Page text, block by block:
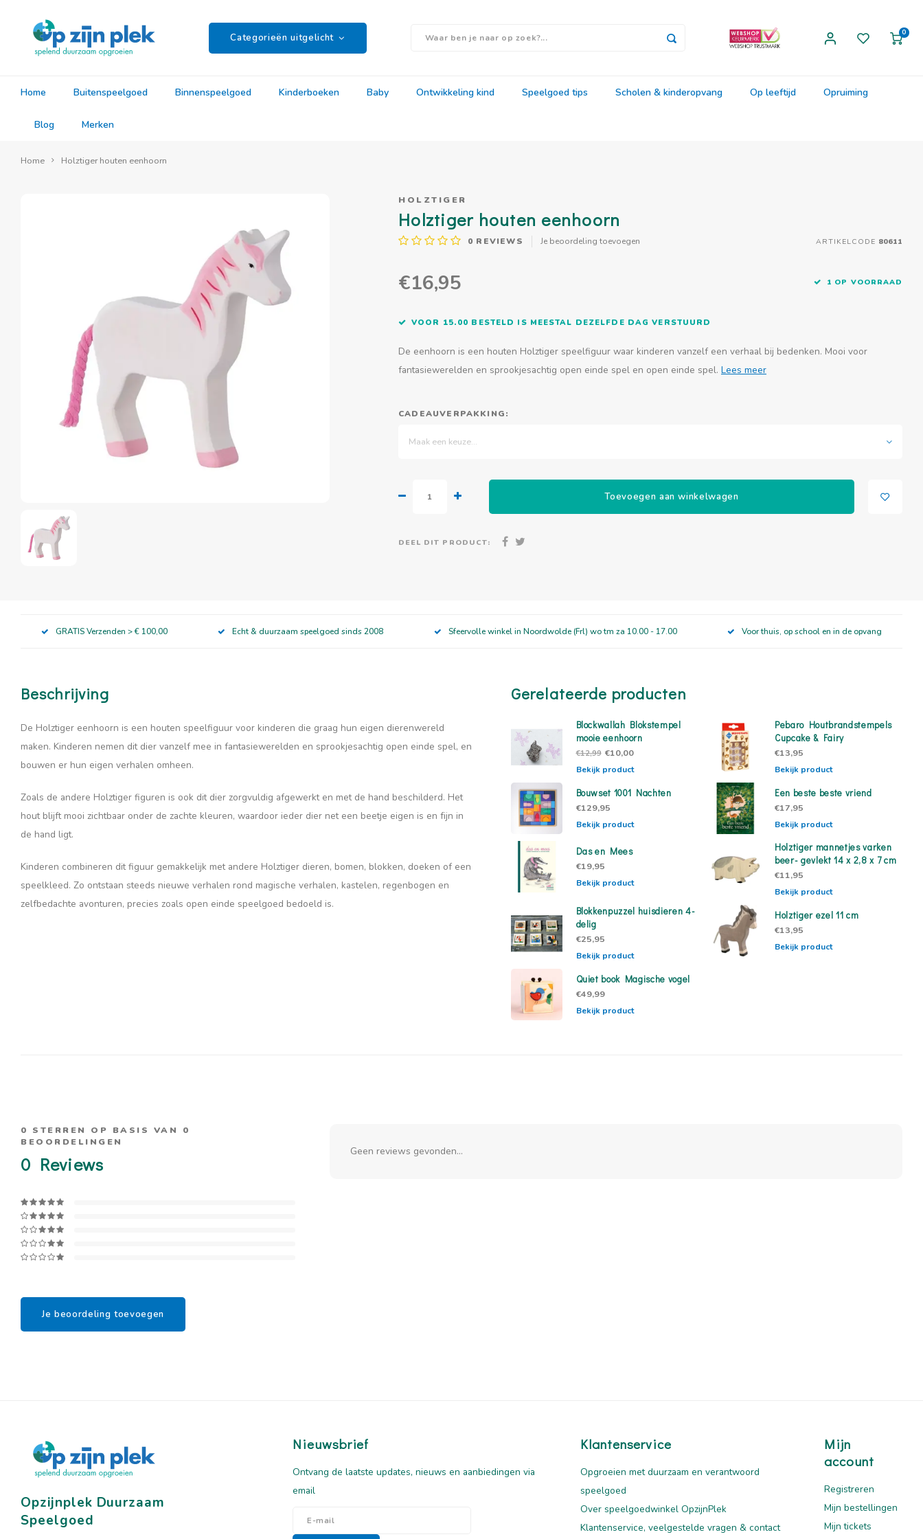
Categorieën uitgelicht 0
Home Buitenspeelgoed Binnenspeelgoed Kinderboeken Baby Ontwikkeling kind Speelgoed tips Scholen & kinderopvang Op leeftijd Opruiming
Blog Merken
Home Holztiger houten eenhoorn
HOLZTIGER
Holztiger houten eenhoorn
0 REVIEWS Je beoordeling toevoegen ARTIKELCODE 80611
€16,95 1 OP VOORRAAD
VOOR 15.00 BESTELD IS MEESTAL DEZELFDE DAG VERSTUURD
De eenhoorn is een houten Holztiger speelfiguur waar kinderen vanzelf een verhaal bij bedenken. Mooi voor
fantasiewerelden en sprookjesachtig open einde spel en open einde spel. Lees meer
CADEAUVERPAKKING:
Maak een keuze...
Toevoegen aan winkelwagen
DEEL DIT PRODUCT:
GRATIS Verzenden > € 100,00 Echt & duurzaam speelgoed sinds 2008 Sfeervolle winkel in Noordwolde (Frl) wo tm za 10.00 - 17.00 Voor thuis, op school en in de opvang
Beschrijving
De Holztiger eenhoorn is een houten speelfiguur voor kinderen die graag hun eigen dierenwereld
maken. Kinderen nemen dit dier vanzelf mee in fantasiewerelden en sprookjesachtig open einde spel, en
bouwen er hun eigen verhalen omheen.
Zoals de andere Holztiger figuren is ook dit dier zorgvuldig afgewerkt en met de hand beschilderd. Het
hout blijft mooi zichtbaar onder de zachte kleuren, waardoor ieder dier net een beetje eigen is en fijn in
de hand ligt.
Kinderen combineren dit figuur gemakkelijk met andere Holztiger dieren, bomen, blokken, doeken of een
speelkleed. Zo ontstaan steeds nieuwe verhalen rond magische verhalen, kastelen, regenbogen en
zelfbedachte avonturen, precies zoals open einde speelgoed bedoeld is.
Gerelateerde producten
Blockwallah Blokstempel
mooie eenhoorn
€12,99 €10,00
Bekijk product
Pebaro Houtbrandstempels
Cupcake & Fairy
€13,95
Bekijk product
Bouwset 1001 Nachten
€129,95
Bekijk product
Een beste beste vriend
€17,95
Bekijk product
Das en Mees
€19,95
Bekijk product
Holztiger mannetjes varken
beer- gevlekt 14 x 2,8 x 7 cm
€11,95
Bekijk product
Blokkenpuzzel huisdieren 4-
delig
€25,95
Bekijk product
Holztiger ezel 11 cm
€13,95
Bekijk product
Quiet book Magische vogel
€49,99
Bekijk product
0 STERREN OP BASIS VAN 0
BEOORDELINGEN
0 Reviews
Je beoordeling toevoegen
Geen reviews gevonden...
Opzijnplek Duurzaam
Speelgoed
Nieuwsbrief
Ontvang de laatste updates, nieuws en aanbiedingen via
email
Klantenservice
Opgroeien met duurzaam en verantwoord
speelgoed
Over speelgoedwinkel OpzijnPlek
Klantenservice, veelgestelde vragen & contact
Mijn
account
Registreren
Mijn bestellingen
Mijn tickets